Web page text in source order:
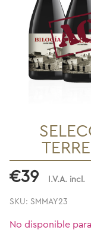
€39
I.V.A. incl.
SKU: SMMAY23
No disponible